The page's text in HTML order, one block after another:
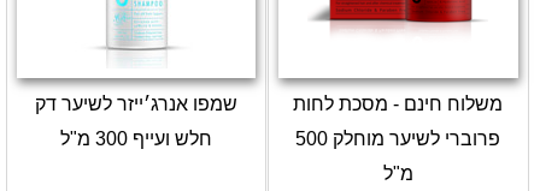
משלוח חינם - מסכת לחות
פרוברי לשיער מוחלק 500
מ"ל
שמפו אנרג׳ייזר לשיער דק
חלש ועייף 300 מ"ל